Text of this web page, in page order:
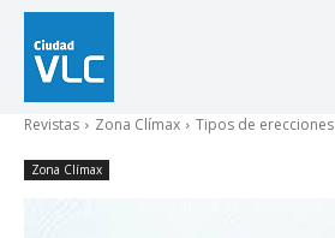
Revistas Zona Clímax Tipos de erecciones
Zona Clímax